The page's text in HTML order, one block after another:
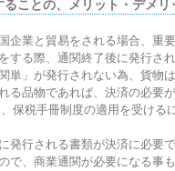
ことの、メリット・デメリ
企業と貿易をされる場合、重
する際、通関終了後に発行さ
単」が発行されない為、貨物
る品物であれば、決済の必要
保税手冊制度の適用を受ける
発行される書類が決済に必要
、商業通関が必要になる事も